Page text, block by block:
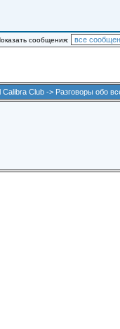
сообщения:
Club-> Разговоры обо